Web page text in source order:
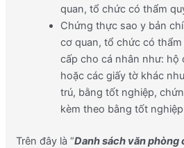
quan, tổ chức có thẩm
Chứng thực sao y bản
cơ quan, tổ chức có
cấp cho cá nhân như: hộ
hoặc các giấy tờ khác
trú, bằng tốt nghiệp,
kèm theo bằng tốt
Trên đây là “Danh sách văn